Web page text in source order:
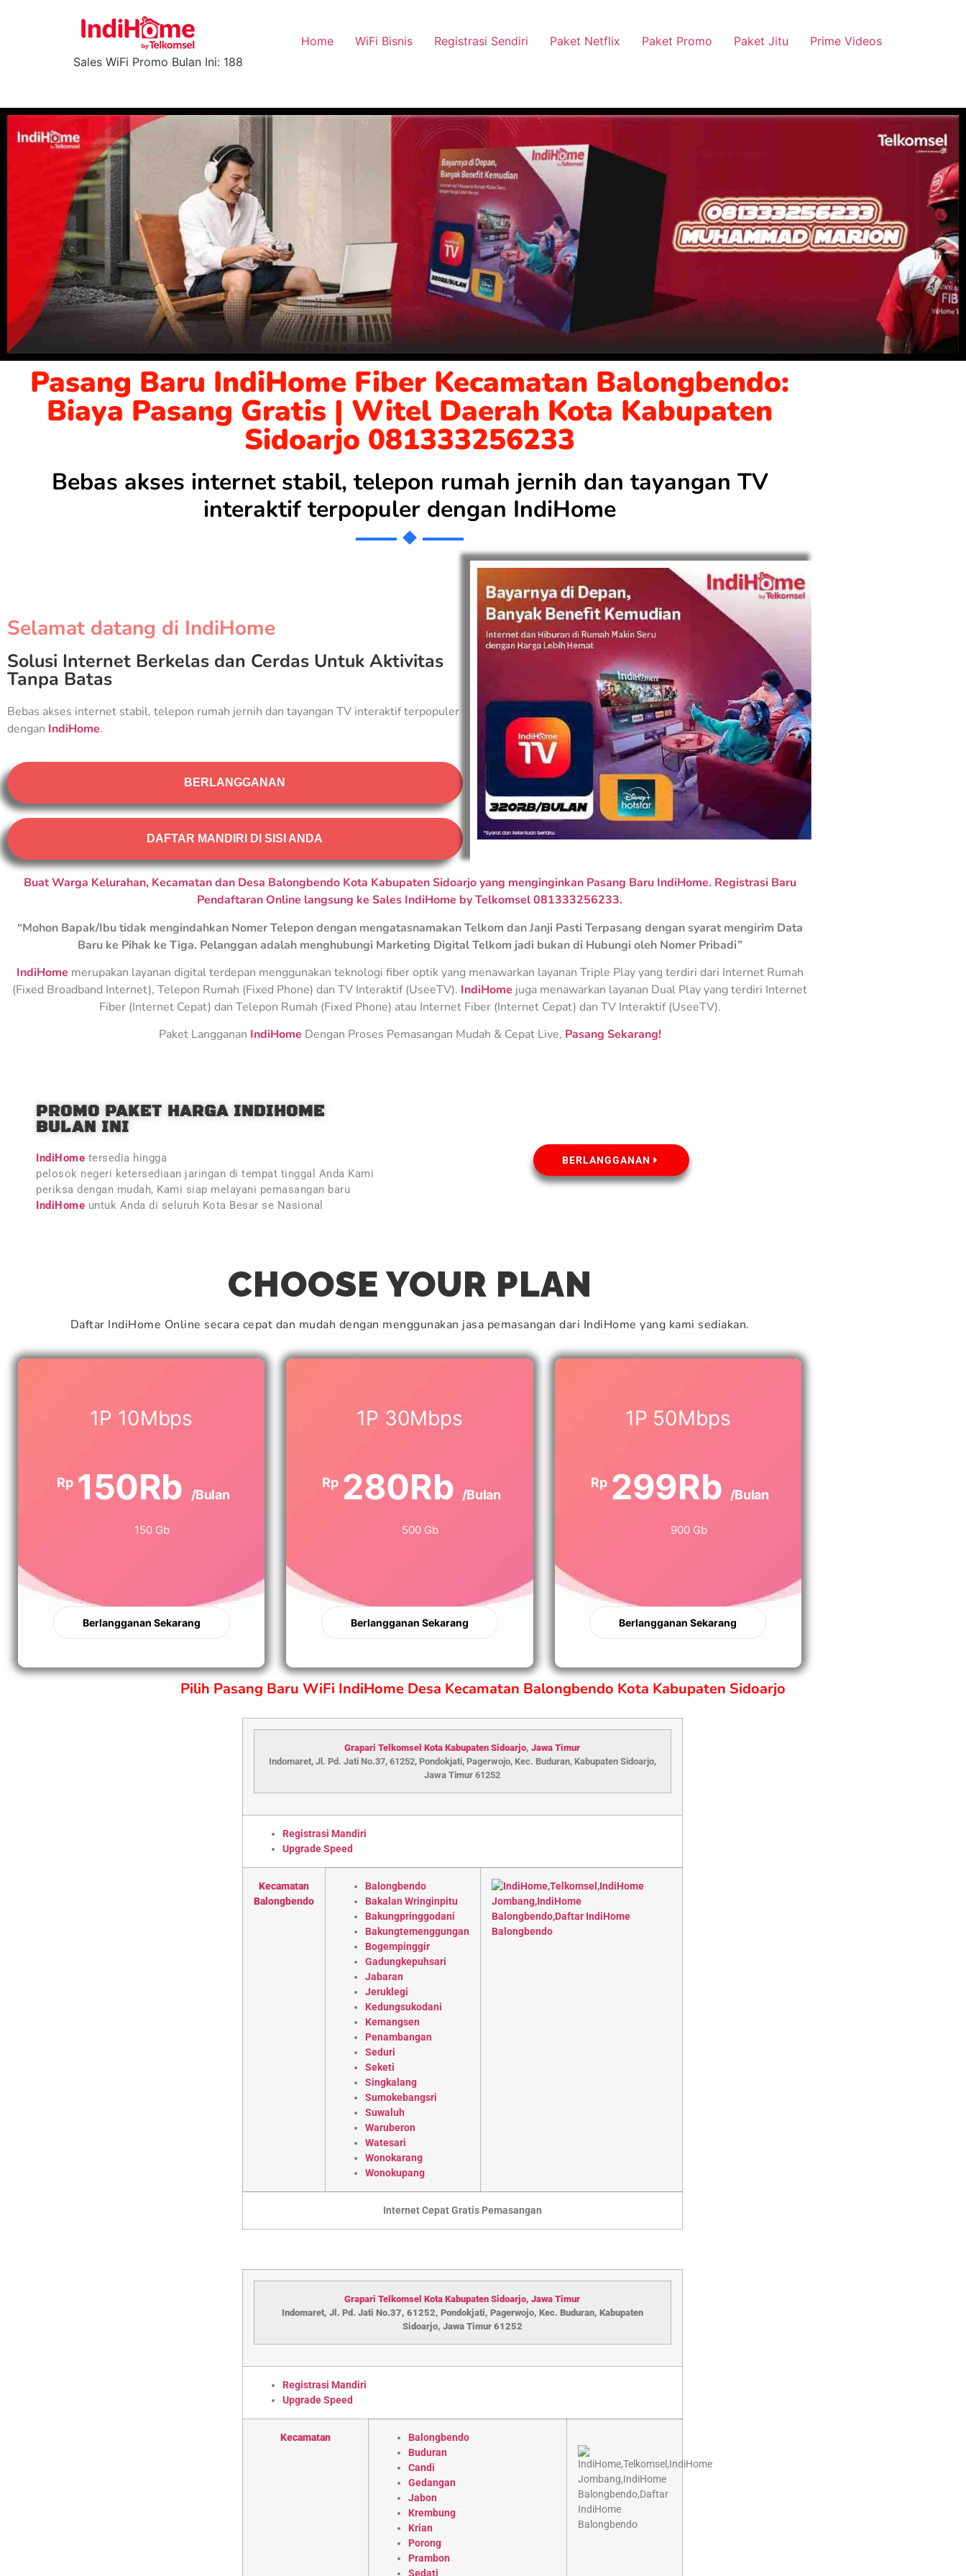
Sales WiFi Promo Bulan Ini: 188
Home WiFi Bisnis Registrasi Sendiri Paket Netflix Paket Promo Paket Jitu Prime Videos
Pasang Baru IndiHome Fiber Kecamatan Balongbendo:
Biaya Pasang Gratis | Witel Daerah Kota Kabupaten
Sidoarjo 081333256233
Bebas akses internet stabil, telepon rumah jernih dan tayangan TV
interaktif terpopuler dengan IndiHome
Selamat datang di IndiHome
Solusi Internet Berkelas dan Cerdas Untuk Aktivitas
Tanpa Batas
Bebas akses internet stabil, telepon rumah jernih dan tayangan TV interaktif terpopuler
dengan IndiHome.
BERLANGGANAN
DAFTAR MANDIRI DI SISI ANDA
Buat Warga Kelurahan, Kecamatan dan Desa Balongbendo Kota Kabupaten Sidoarjo yang menginginkan Pasang Baru IndiHome. Registrasi Baru
Pendaftaran Online langsung ke Sales IndiHome by Telkomsel 081333256233.
“Mohon Bapak/Ibu tidak mengindahkan Nomer Telepon dengan mengatasnamakan Telkom dan Janji Pasti Terpasang dengan syarat mengirim Data
Baru ke Pihak ke Tiga. Pelanggan adalah menghubungi Marketing Digital Telkom jadi bukan di Hubungi oleh Nomer Pribadi”
IndiHome merupakan layanan digital terdepan menggunakan teknologi fiber optik yang menawarkan layanan Triple Play yang terdiri dari Internet Rumah
(Fixed Broadband Internet), Telepon Rumah (Fixed Phone) dan TV Interaktif (UseeTV). IndiHome juga menawarkan layanan Dual Play yang terdiri Internet
Fiber (Internet Cepat) dan Telepon Rumah (Fixed Phone) atau Internet Fiber (Internet Cepat) dan TV Interaktif (UseeTV).
Paket Langganan IndiHome Dengan Proses Pemasangan Mudah & Cepat Live, Pasang Sekarang!
PROMO PAKET HARGA INDIHOME
BULAN INI
IndiHome tersedia hingga
pelosok negeri ketersediaan jaringan di tempat tinggal Anda Kami
periksa dengan mudah, Kami siap melayani pemasangan baru
IndiHome untuk Anda di seluruh Kota Besar se Nasional
BERLANGGANAN
CHOOSE YOUR PLAN
Daftar IndiHome Online secara cepat dan mudah dengan menggunakan jasa pemasangan dari IndiHome yang kami sediakan.
1P 10Mbps
Rp 150Rb /Bulan
150 Gb
Berlangganan Sekarang
1P 30Mbps
Rp 280Rb /Bulan
500 Gb
Berlangganan Sekarang
1P 50Mbps
Rp 299Rb /Bulan
900 Gb
Berlangganan Sekarang
Pilih Pasang Baru WiFi IndiHome Desa Kecamatan Balongbendo Kota Kabupaten Sidoarjo
Grapari Telkomsel Kota Kabupaten Sidoarjo, Jawa Timur
Indomaret, Jl. Pd. Jati No.37, 61252, Pondokjati, Pagerwojo, Kec. Buduran, Kabupaten Sidoarjo,
Jawa Timur 61252
Registrasi Mandiri
Upgrade Speed
Kecamatan
Balongbendo
Balongbendo
Bakalan Wringinpitu
Bakungpringgodani
Bakungtemenggungan
Bogempinggir
Gadungkepuhsari
Jabaran
Jeruklegi
Kedungsukodani
Kemangsen
Penambangan
Seduri
Seketi
Singkalang
Sumokebangsri
Suwaluh
Waruberon
Watesari
Wonokarang
Wonokupang
Internet Cepat Gratis Pemasangan
Grapari Telkomsel Kota Kabupaten Sidoarjo, Jawa Timur
Indomaret, Jl. Pd. Jati No.37, 61252, Pondokjati, Pagerwojo, Kec. Buduran, Kabupaten
Sidoarjo, Jawa Timur 61252
Registrasi Mandiri
Upgrade Speed
Kecamatan
Balongbendo
Buduran
Candi
Gedangan
Jabon
Krembung
Krian
Porong
Prambon
Sedati